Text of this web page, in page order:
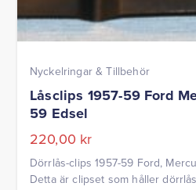
Nyckelringar & Tillbehör
Låsclips 1957-59 Ford
59 Edsel
220,00 kr
Dörrlås-clips 1957-59 Ford,
Detta är clipset som håller